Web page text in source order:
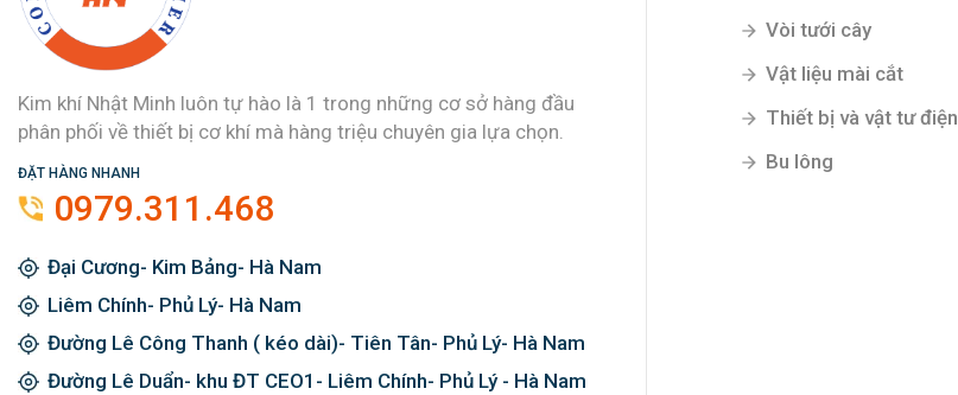
Kim khí Nhật Minh luôn tự hào là 1 trong những cơ sở hàng đầu
phân phối về thiết bị cơ khí mà hàng triệu chuyên gia lựa chọn.
ĐẶT HÀNG NHANH
0979.311.468
Đại Cương- Kim Bảng- Hà Nam
Liêm Chính- Phủ Lý- Hà Nam
Đường Lê Công Thanh ( kéo dài)- Tiên Tân- Phủ Lý- Hà Nam
Đường Lê Duẩn- khu ĐT CEO1- Liêm Chính- Phủ Lý - Hà Nam
Vòi tưới cây
Vật liệu mài cắt
Thiết bị và vật tư điện
Bu lông